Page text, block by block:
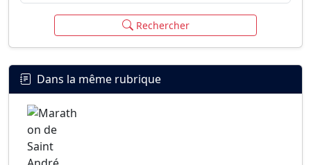
Rechercher
Dans la même rubrique